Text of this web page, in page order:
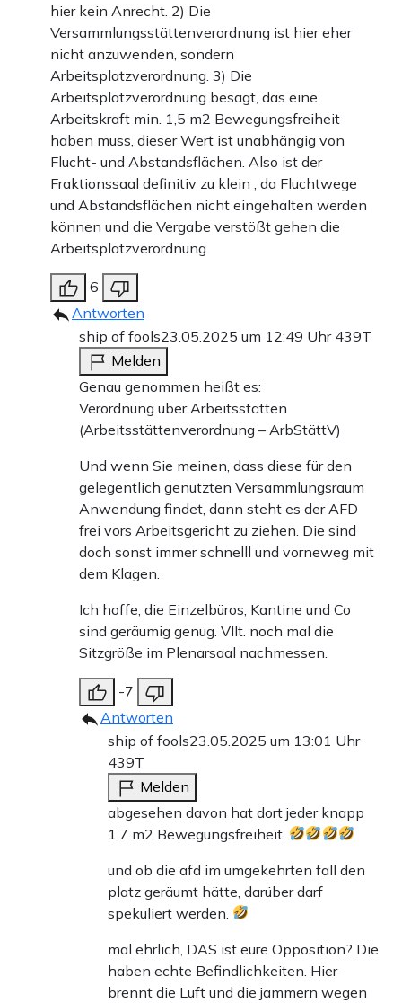
hier kein Anrecht. 2) Die
Versammlungsstättenverordnung ist hier eher
nicht anzuwenden, sondern
Arbeitsplatzverordnung. 3) Die
Arbeitsplatzverordnung besagt, das eine
Arbeitskraft min. 1,5 m2 Bewegungsfreiheit
haben muss, dieser Wert ist unabhängig von
Flucht- und Abstandsflächen. Also ist der
Fraktionssaal definitiv zu klein , da Fluchtwege
und Abstandsflächen nicht eingehalten werden
können und die Vergabe verstößt gehen die
Arbeitsplatzverordnung.
6
Antworten
ship of fools23.05.2025 um 12:49 Uhr 439T
Melden
Genau genommen heißt es:
Verordnung über Arbeitsstätten
(Arbeitsstättenverordnung – ArbStättV)
Und wenn Sie meinen, dass diese für den
gelegentlich genutzten Versammlungsraum
Anwendung findet, dann steht es der AFD
frei vors Arbeitsgericht zu ziehen. Die sind
doch sonst immer schnelll und vorneweg mit
dem Klagen.
Ich hoffe, die Einzelbüros, Kantine und Co
sind geräumig genug. Vllt. noch mal die
Sitzgröße im Plenarsaal nachmessen.
-7
Antworten
ship of fools23.05.2025 um 13:01 Uhr
439T
Melden
abgesehen davon hat dort jeder knapp
1,7 m2 Bewegungsfreiheit.
und ob die afd im umgekehrten fall den
platz geräumt hätte, darüber darf
spekuliert werden.
mal ehrlich, DAS ist eure Opposition? Die
haben echte Befindlichkeiten. Hier
brennt die Luft und die jammern wegen